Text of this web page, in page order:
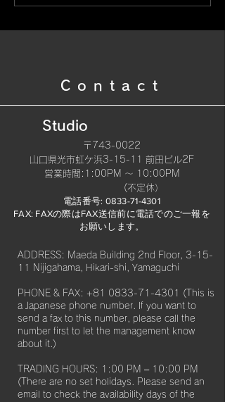
Contact
Studio
〒743-0022
山口県光市虹ケ浜3-15-11 前田ビル2F
​営業時間:1:00PM 〜 10:00PM
(不定休）
電話番号: 0833-71-4301
FAX: FAXの際はFAX送信前に電話でのご一報を
お願いします。​
ADDRESS: Maeda Building 2nd Floor, 3-15-
11 Nijigahama, Hikari-shi, Yamaguchi
PHONE & FAX: +81 0833-71-4301
(This is
a Japanese phone number. If you want to
send a fax to this number, please call the
number first to let the management know
about it.)
TRADING HOURS: 1:00 PM – 10:00 PM
(There are no set holidays. Please send an
email to check the availability days of the